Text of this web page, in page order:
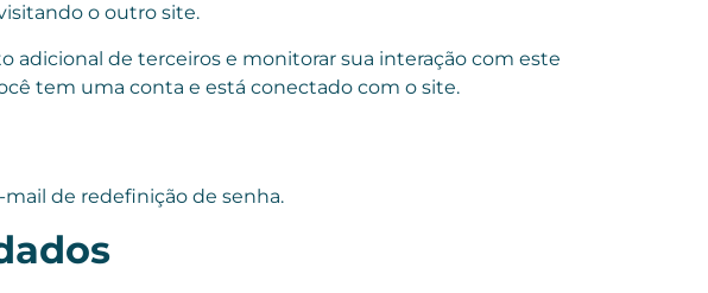
o outro site.
adicional de terceiros e monitorar sua interação com este
tem uma conta e está conectado com o site.
de redefinição de senha.